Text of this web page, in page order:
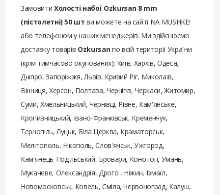
Замовити Холості набої Ozkursan 8 mm
(пістолетні) 50 шт ви можете на сайті NA MUSHKE!
або телефоном у наших менеджерів. Ми здійснюємо
доставку товарів Ozkursanпо всій території України
(крім тимчасово окупованих): Київ, Харків, Одеса,
Дніпро, Запоріжжя, Львів, Кривий Ріг, Миколаїв,
Вінниця, Херсон, Полтава, Чернігів, Черкаси, Житомир,
Суми, Хмельницький, Чернівці, Рівне, Кам'янське,
Кропивницький, Івано-Франківськ, Кременчук,
Тернопіль, Луцьк, Біла Церква, Краматорськ,
Мелітополь, Нікополь, Слов'янськ, Ужгород,
Кам'янець-Подільський, Бровари, Конотоп, Умань,
Мукачеве, Олександрія, Дрого , Ніжин, Ізмаїл,
Новомосковськ, Ковель, Сміла, Червоноград, Калуш,